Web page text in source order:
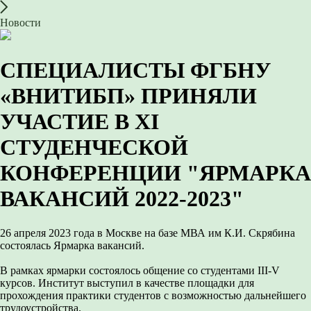
Новости
СПЕЦИАЛИСТЫ ФГБНУ
«ВНИТИБП» ПРИНЯЛИ
УЧАСТИЕ В XI
СТУДЕНЧЕСКОЙ
КОНФЕРЕНЦИИ "ЯРМАРКА
ВАКАНСИЙ 2022-2023"
26 апреля 2023 года в Москве на базе МВА им К.И. Скрябина
состоялась Ярмарка вакансий.
В рамках ярмарки состоялось общение со студентами III-V
курсов. Институт выступил в качестве площадки для
прохождения практики студентов с возможностью дальнейшего
трудоустройства.